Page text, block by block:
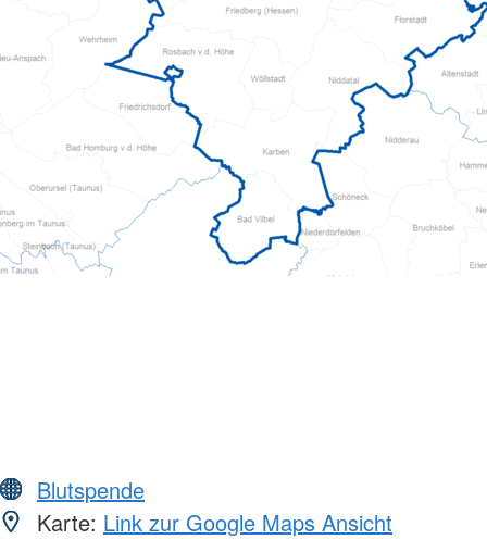
Blutspende
Karte: Link zur Google Maps Ansicht